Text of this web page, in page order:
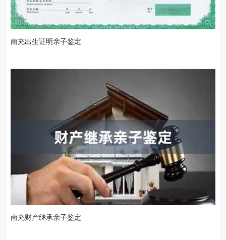
南充出生证明亲子鉴定
南充财产继承亲子鉴定